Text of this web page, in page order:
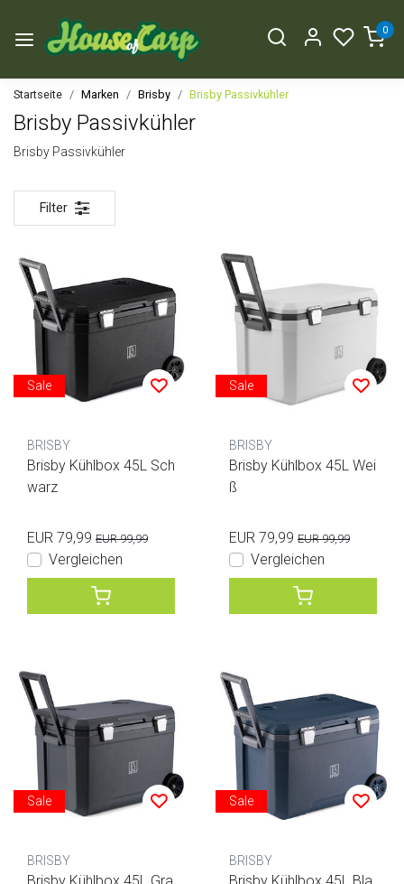
0
Startseite Marken Brisby Brisby Passivkühler
Brisby Passivkühler
Brisby Passivkühler
Filter
Sale
BRISBY
Brisby Kühlbox 45L Sch
warz
EUR 79,99 EUR 99,99
Vergleichen
Sale
BRISBY
Brisby Kühlbox 45L Wei
ß
EUR 79,99 EUR 99,99
Vergleichen
Sale
BRISBY
Sale
BRISBY